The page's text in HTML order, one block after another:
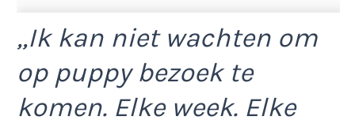
,,Ik kan niet wachten om
op puppy bezoek te
komen. Elke week. Elke